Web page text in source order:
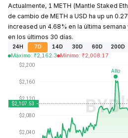
Actualmente, 1 METH (Mantle Staked
de cambio de METH a USD ha up un
increased un 4.68% en la última
en los últimos 30 días.
24H 7D 14D 30D 60D
200D
Máximo: ₹2,162.3 Mínimo: ₹2,008.17